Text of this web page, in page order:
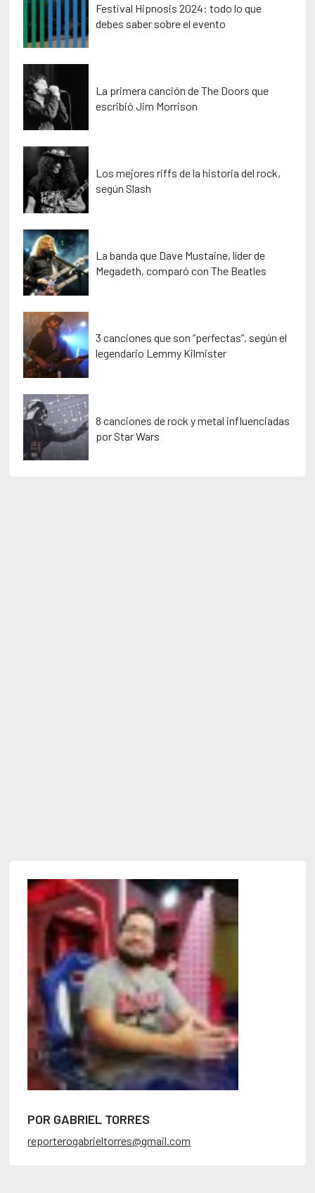
Festival Hipnosis 2024: todo lo que
debes saber sobre el evento
La primera canción de The Doors que
escribió Jim Morrison
Los mejores riffs de la historia del rock,
según Slash
La banda que Dave Mustaine, líder de
Megadeth, comparó con The Beatles
3 canciones que son “perfectas”, según el
legendario Lemmy Kilmister
8 canciones de rock y metal influenciadas
por Star Wars
POR GABRIEL TORRES
reporterogabrieltorres@gmail.com